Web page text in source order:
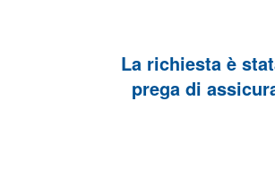
La richiesta è
prega di